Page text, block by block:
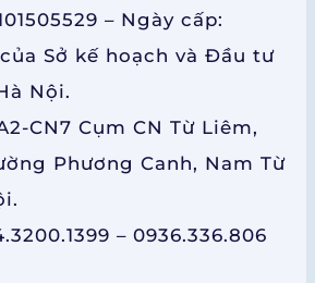
– Ngày cấp:
Sở kế hoạch và Đầu tư
Nội.
CN7 Cụm CN Từ Liêm,
Phương Canh, Nam Từ
– 0936.336.806